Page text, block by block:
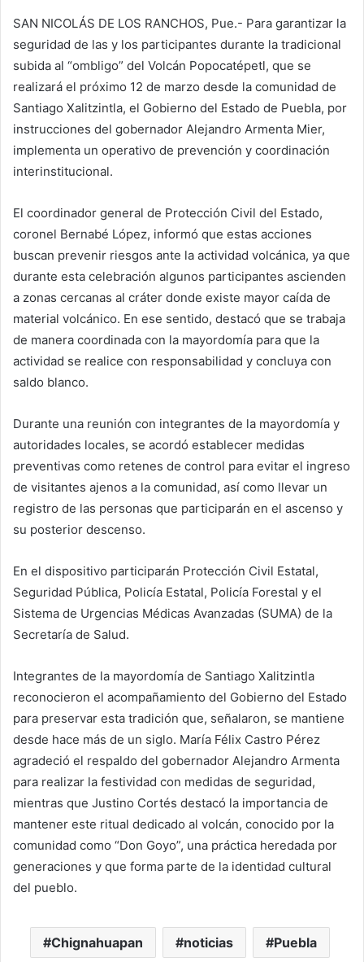
SAN NICOLÁS DE LOS RANCHOS, Pue.- Para garantizar la
seguridad de las y los participantes durante la tradicional
subida al “ombligo” del Volcán Popocatépetl, que se
realizará el próximo 12 de marzo desde la comunidad de
Santiago Xalitzintla, el Gobierno del Estado de Puebla, por
instrucciones del gobernador Alejandro Armenta Mier,
implementa un operativo de prevención y coordinación
interinstitucional.
El coordinador general de Protección Civil del Estado,
coronel Bernabé López, informó que estas acciones
buscan prevenir riesgos ante la actividad volcánica, ya que
durante esta celebración algunos participantes ascienden
a zonas cercanas al cráter donde existe mayor caída de
material volcánico. En ese sentido, destacó que se trabaja
de manera coordinada con la mayordomía para que la
actividad se realice con responsabilidad y concluya con
saldo blanco.
Durante una reunión con integrantes de la mayordomía y
autoridades locales, se acordó establecer medidas
preventivas como retenes de control para evitar el ingreso
de visitantes ajenos a la comunidad, así como llevar un
registro de las personas que participarán en el ascenso y
su posterior descenso.
En el dispositivo participarán Protección Civil Estatal,
Seguridad Pública, Policía Estatal, Policía Forestal y el
Sistema de Urgencias Médicas Avanzadas (SUMA) de la
Secretaría de Salud.
Integrantes de la mayordomía de Santiago Xalitzintla
reconocieron el acompañamiento del Gobierno del Estado
para preservar esta tradición que, señalaron, se mantiene
desde hace más de un siglo. María Félix Castro Pérez
agradeció el respaldo del gobernador Alejandro Armenta
para realizar la festividad con medidas de seguridad,
mientras que Justino Cortés destacó la importancia de
mantener este ritual dedicado al volcán, conocido por la
comunidad como “Don Goyo”, una práctica heredada por
generaciones y que forma parte de la identidad cultural
del pueblo.
Chignahuapan noticias Puebla